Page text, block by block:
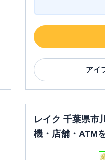
アイ
レイク 千葉県市
機・店舗・ATM